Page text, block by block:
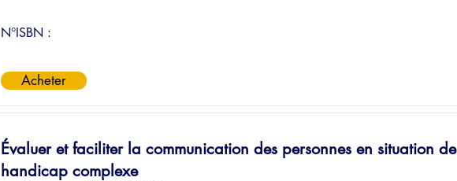
N°ISBN :
Acheter
Évaluer et faciliter la communication des personnes en situation de
handicap complexe